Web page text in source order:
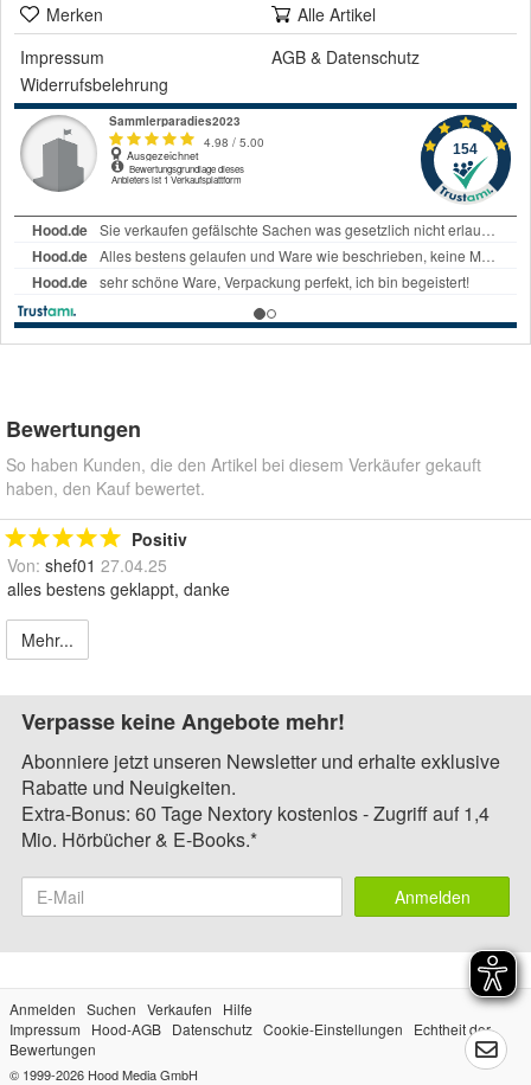
Merken
Alle Artikel
Impressum
AGB & Datenschutz
Widerrufsbelehrung
Bewertungen
So haben Kunden, die den Artikel bei diesem Verkäufer gekauft
haben, den Kauf bewertet.
Positiv
Von: shef01 27.04.25
alles bestens geklappt, danke
Mehr...
Verpasse keine Angebote mehr!
Abonniere jetzt unseren Newsletter und erhalte exklusive
Rabatte und Neuigkeiten.
Extra-Bonus: 60 Tage Nextory kostenlos - Zugriff auf 1,4
Mio. Hörbücher & E-Books.*
Anmelden
Anmelden Suchen Verkaufen
Hilfe
Impressum
Hood-AGB Datenschutz Cookie-Einstellungen
Echtheit der
Bewertungen
© 1999-2026 Hood Media GmbH